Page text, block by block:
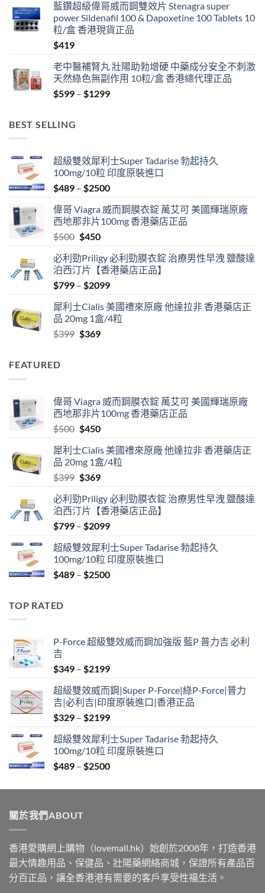
藍鑽超級偉哥威而鋼雙效片 Stenagra super
power Sildenafil 100 & Dapoxetine 100 Tablets 10
粒/盒 香港現貨正品
$419
老中醫補腎丸 壯陽助勃增硬 中藥成分安全不刺激
天然綠色無副作用 10粒/盒 香港總代理正品
$599 – $1299Price
BEST SELLING
超級雙效犀利士Super Tadarise 勃起持久
100mg/10粒 印度原裝進口
$489 – $2500Price
$489
through
偉哥 Viagra 威而鋼膜衣錠 萬艾可 美國輝瑞原廠
西地那非片100mg 香港藥店正品
$500 Original
was:
$500.
$450Current
is:
$450.
必利勁Priligy 必利勁膜衣錠 治療男性早洩 鹽酸達
泊西汀片【香港藥店正品】
$799 – $2099Price
$799
through
犀利士Cialis 美國禮來原廠 他達拉非 香港藥店正
品 20mg 1盒/4粒
$399 Original
$369Current
FEATURED
偉哥 Viagra 威而鋼膜衣錠 萬艾可 美國輝瑞原廠
西地那非片100mg 香港藥店正品
$500 Original
was:
$500.
$450Current
is:
$450.
犀利士Cialis 美國禮來原廠 他達拉非 香港藥店正
品 20mg 1盒/4粒
$399 Original
was:
$399.
$369Current
is:
$369.
必利勁Priligy 必利勁膜衣錠 治療男性早洩 鹽酸達
泊西汀片【香港藥店正品】
$799 – $2099Price
$799
through
$2099
超級雙效犀利士Super Tadarise 勃起持久
100mg/10粒 印度原裝進口
$489 – $2500Price
TOP RATED
P-Force 超級雙效威而鋼加強版 藍P 普力吉 必利
吉
$349 – $2199Price
$349
through
$2199
超級雙效威而鋼|Super P-Force|綠P-Force|普力
吉|必利吉|印度原裝進口|香港正品
$329 – $2199Price
$329
through
$2199
超級雙效犀利士Super Tadarise 勃起持久
100mg/10粒 印度原裝進口
$489 – $2500Price
$489
關於我們ABOUT
香港愛購網上購物（lovemall.hk）始創於2008年，打造香港
最大情趣用品、保健品、壯陽藥網絡商城，保證所有產品百
分百正品，讓全香港港有需要的客戶享受性福生活。